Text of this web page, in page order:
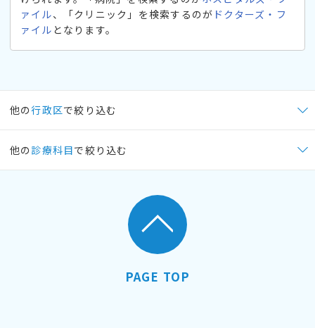
ァイル、「クリニック」を検索するのが ドクターズ・フ
ァイル となります。
他の行政区で絞り込む
他の 診療科目で絞り込む
PAGE TOP